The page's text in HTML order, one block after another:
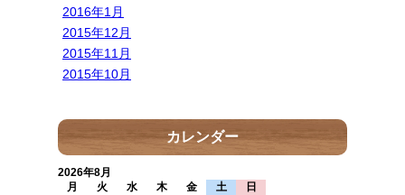
2016年1月
2015年12月
2015年11月
2015年10月
カレンダー
2026年8月
月
火 水 木 金 土
日